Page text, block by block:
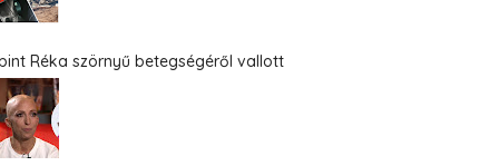
Réka szörnyű betegségéről vallott